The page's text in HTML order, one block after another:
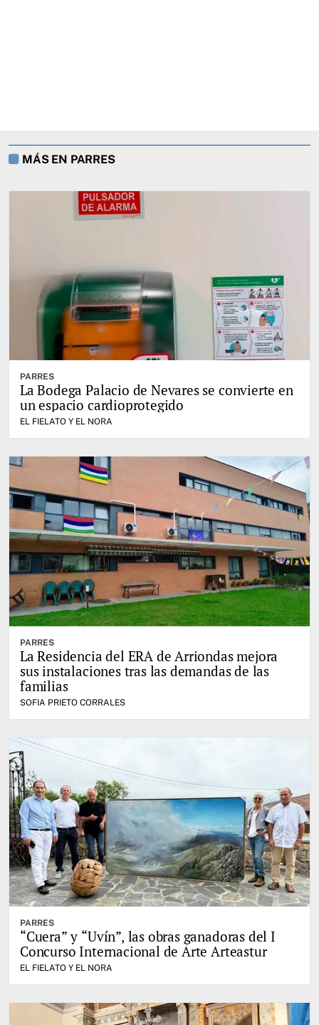
MÁS EN PARRES
PARRES
La Bodega Palacio de Nevares se convierte en
un espacio cardioprotegido
EL FIELATO Y EL NORA
PARRES
La Residencia del ERA de Arriondas mejora
sus instalaciones tras las demandas de las
familias
SOFIA PRIETO CORRALES
PARRES
“Cuera” y “Uvín”, las obras ganadoras del I
Concurso Internacional de Arte Arteastur
EL FIELATO Y EL NORA